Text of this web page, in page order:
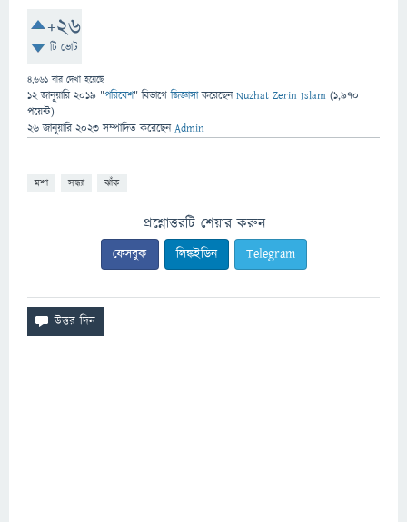
+26
টি ভোট
4,661 বার দেখা হয়েছে
12 জানুয়ারি 2019 "পরিবেশ" বিভাগে জিজ্ঞাসাকরেছেনNuzhat Zerin Islam (1,970
পয়েন্ট)
26 জানুয়ারি 2023 সম্পাদিত করেছেনAdmin
মশা সন্ধ্যা ঝাঁক
প্রশ্নোত্তরটি শেয়ার করুন
ফেসবুক লিঙ্কইডিন Telegram